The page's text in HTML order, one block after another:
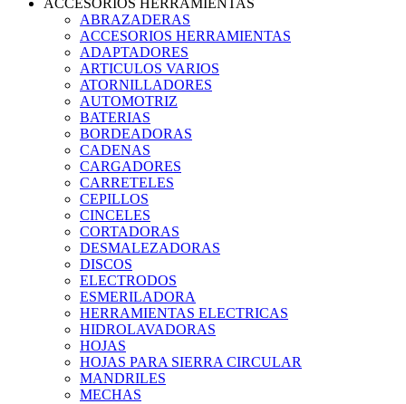
ACCESORIOS HERRAMIENTAS
ABRAZADERAS
ACCESORIOS HERRAMIENTAS
ADAPTADORES
ARTICULOS VARIOS
ATORNILLADORES
AUTOMOTRIZ
BATERIAS
BORDEADORAS
CADENAS
CARGADORES
CARRETELES
CEPILLOS
CINCELES
CORTADORAS
DESMALEZADORAS
DISCOS
ELECTRODOS
ESMERILADORA
HERRAMIENTAS ELECTRICAS
HIDROLAVADORAS
HOJAS
HOJAS PARA SIERRA CIRCULAR
MANDRILES
MECHAS